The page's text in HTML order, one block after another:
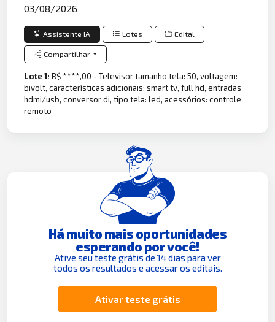
03/08/2026
Assistente IA Lotes Edital
Compartilhar
Lote 1:R$ ****,00 - Televisor tamanho tela: 50, voltagem:
bivolt, características adicionais: smart tv, full hd, entradas
hdmi/usb, conversor di, tipo tela: led, acessórios: controle
remoto
Há muito mais oportunidades
esperando por você!
Ative seu teste grátis de 14 dias para ver
todos os resultados e acessar os editais.
Ativar teste grátis